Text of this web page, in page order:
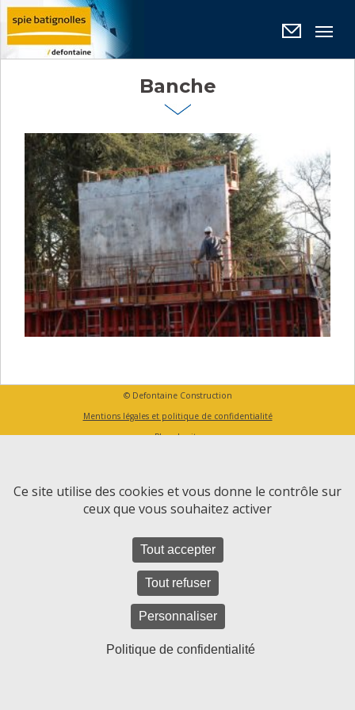
Banche
© Defontaine Construction
Mentions légales et politique de confidentialité
Plan du site
Panneau de gestion des cookies
Ce site utilise des cookies et vous donne le contrôle sur
ceux que vous souhaitez activer
Tout accepter
Tout refuser
Personnaliser
Politique de confidentialité